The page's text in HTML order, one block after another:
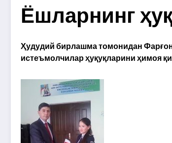
Ёшларнинг
Ҳудудий бирлашма томонидан
истеъмолчилар ҳуқуқларини ҳимоя